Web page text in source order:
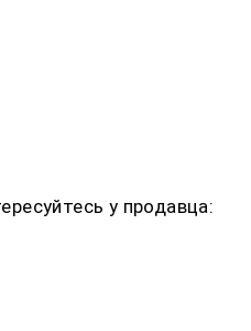
у продавца: